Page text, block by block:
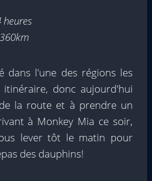
heures
dans l'une des régions les
donc aujourd'hui
la route et à prendre un
à Monkey Mia ce soir,
lever tôt le matin pour
des dauphins!